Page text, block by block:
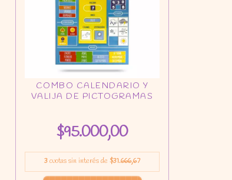
$95.000,00
3cuotas sin interés de $31.666,67